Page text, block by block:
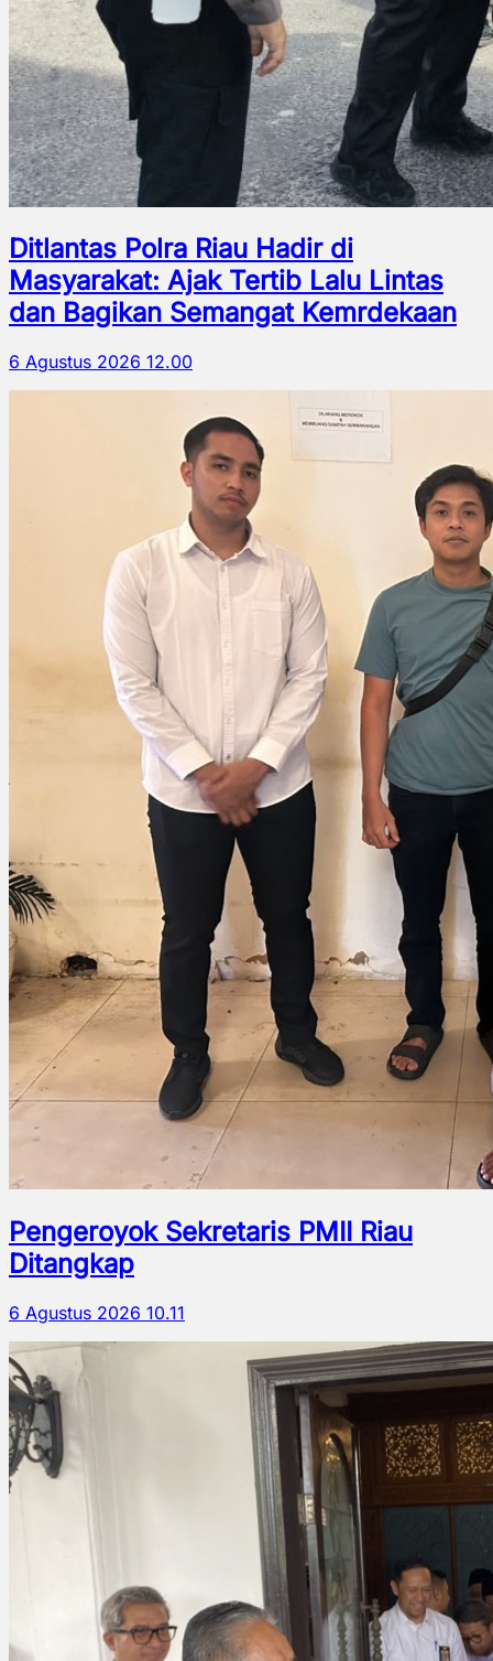
Ditlantas Polra Riau Hadir di
Masyarakat: Ajak Tertib Lalu Lintas
dan Bagikan Semangat Kemrdekaan
6 Agustus 2026 12.00
Pengeroyok Sekretaris PMII Riau
Ditangkap
6 Agustus 2026 10.11